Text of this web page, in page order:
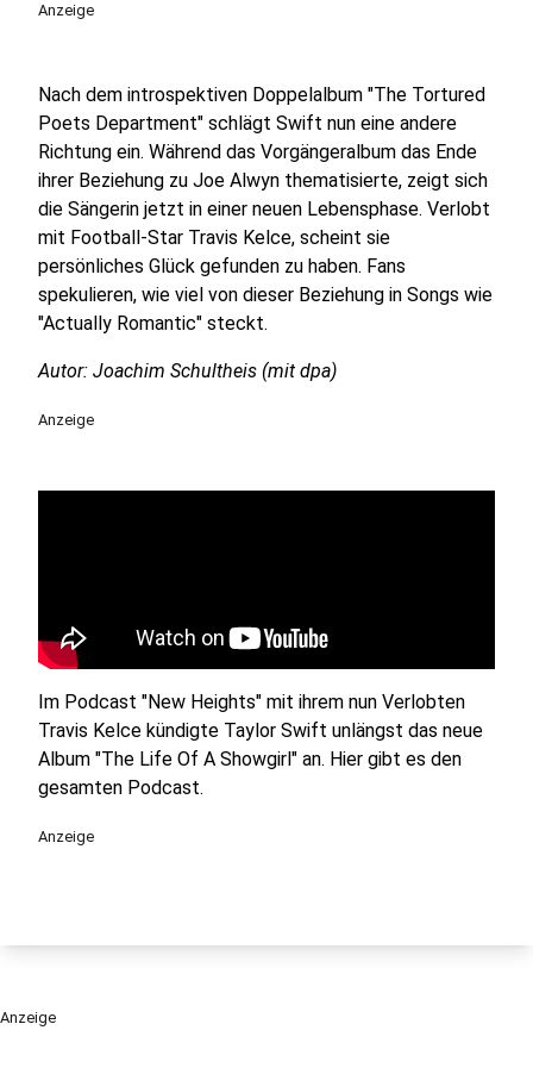
Anzeige
Nach dem introspektiven Doppelalbum "The Tortured
Poets Department" schlägt Swift nun eine andere
Richtung ein. Während das Vorgängeralbum das Ende
ihrer Beziehung zu Joe Alwyn thematisierte, zeigt sich
die Sängerin jetzt in einer neuen Lebensphase. Verlobt
mit Football-Star Travis Kelce, scheint sie
persönliches Glück gefunden zu haben. Fans
spekulieren, wie viel von dieser Beziehung in Songs wie
"Actually Romantic" steckt.
Autor: Joachim Schultheis (mit dpa)
Anzeige
Im Podcast "New Heights" mit ihrem nun Verlobten
Travis Kelce kündigte Taylor Swift unlängst das neue
Album "The Life Of A Showgirl" an. Hier gibt es den
gesamten Podcast.
Anzeige
Anzeige